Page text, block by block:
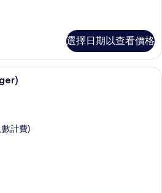
選擇日期以查看價格
高級雙人房, 陽台, 山景 (Eiger) | 低過
計費)